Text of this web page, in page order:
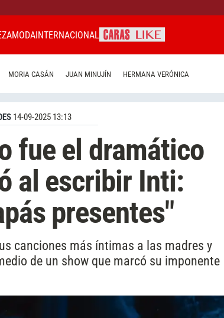
MODAINTERNACIONAL
MORIA CASÁN JUAN MINUJÍN HERMANA VERÓNICA
14-09-2025 13:13
fue el dramático
al escribir Inti:
presentes"
canciones más íntimas a las madres y
de un show que marcó su imponente